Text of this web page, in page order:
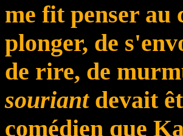
me fit penser au
plonger, de
de rire, de
souriantdevait
comédien que